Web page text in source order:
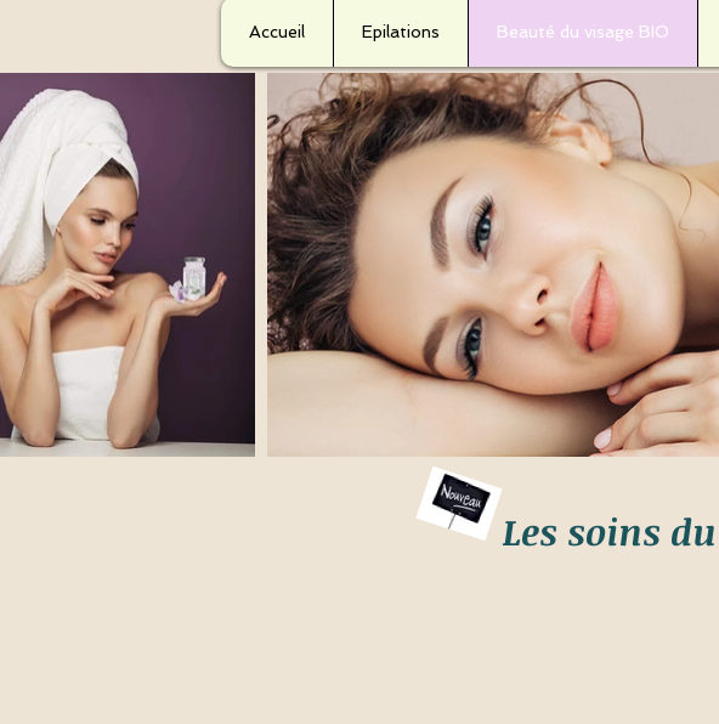
Accueil Epilations Beauté du visage BIO
Les soins